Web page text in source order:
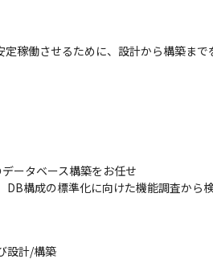
稼働させるために、設計から構築まで
ータベース構築をお任せ
DB構成の標準化に向けた機能調査か
設計/構築